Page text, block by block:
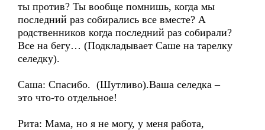
ты против? Ты вообще помнишь, когда мы
последний раз собирались все вместе? А
родственников когда последний раз собирали?
Все на бегу… (Подкладывает Саше на тарелку
селедку).
Саша: Спасибо. (Шутливо).Ваша селедка –
это что-то отдельное!
Рита: Мама, но я не могу, у меня работа,